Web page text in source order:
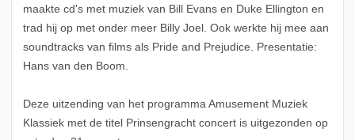
maakte cd's met muziek van Bill Evans en Duke Ellington en
trad hij op met onder meer Billy Joel. Ook werkte hij mee aan
soundtracks van films als Pride and Prejudice. Presentatie:
Hans van den Boom.
Deze uitzending van het programma Amusement Muziek
Klassiek met de titel Prinsengracht concert is uitgezonden op